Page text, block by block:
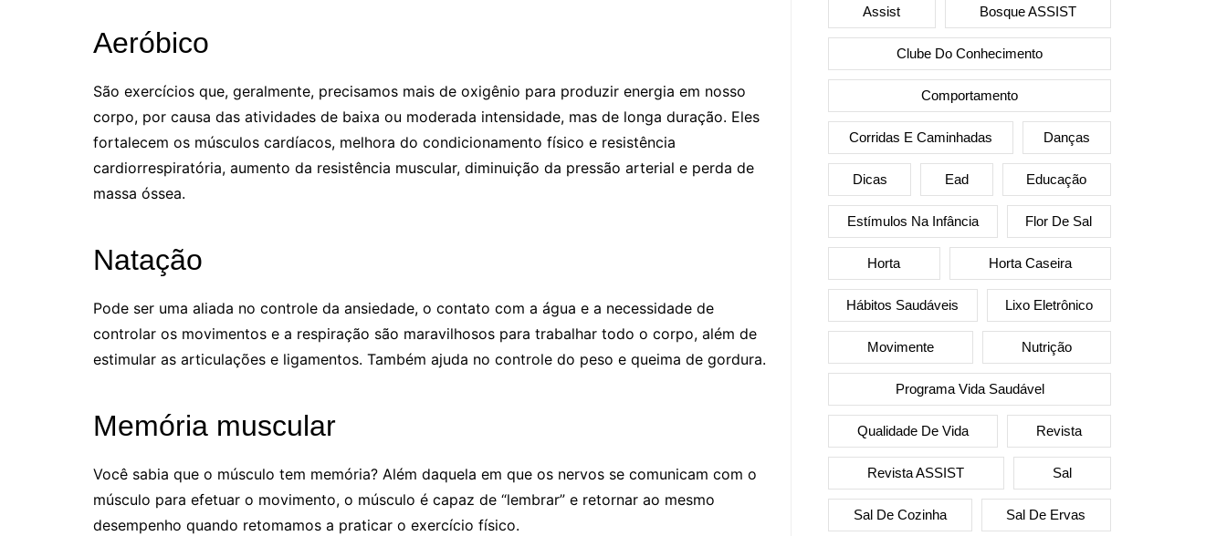
Aeróbico
São exercícios que, geralmente, precisamos mais de oxigênio para produzir energia em nosso
corpo, por causa das atividades de baixa ou moderada intensidade, mas de longa duração. Eles
fortalecem os músculos cardíacos, melhora do condicionamento físico e resistência
cardiorrespiratória, aumento da resistência muscular, diminuição da pressão arterial e perda de
massa óssea.
Natação
Pode ser uma aliada no controle da ansiedade, o contato com a água e a necessidade de
controlar os movimentos e a respiração são maravilhosos para trabalhar todo o corpo, além de
estimular as articulações e ligamentos. Também ajuda no controle do peso e queima de gordura.
Memória muscular
Você sabia que o músculo tem memória? Além daquela em que os nervos se comunicam com o
músculo para efetuar o movimento, o músculo é capaz de “lembrar” e retornar ao mesmo
desempenho quando retomamos a praticar o exercício físico.
Assist Bosque ASSIST
Clube Do Conhecimento
Comportamento
Corridas E Caminhadas Danças
Dicas Ead Educação
Estímulos Na Infância Flor De Sal
Horta Horta Caseira
Hábitos Saudáveis Lixo Eletrônico
Movimente Nutrição
Programa Vida Saudável
Qualidade De Vida Revista
Revista ASSIST Sal
Sal De Cozinha Sal De Ervas